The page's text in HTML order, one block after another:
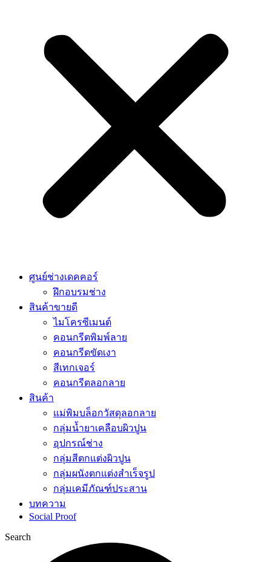
ศูนย์ช่างเดคคอร์
ฝึกอบรมช่าง
สินค้าขายดี
ไมโครซีเมนต์
คอนกรีตพิมพ์ลาย
คอนกรีตขัดเงา
สีเทกเจอร์
คอนกรีตลอกลาย
สินค้า
แม่พิมบล็อกวัสดุลอกลาย
กลุ่มน้ำยาเคลือบผิวปูน
อุปกรณ์ช่าง
กลุ่มสีตกแต่งผิวปูน
กลุ่มผนังตกแต่งสำเร็จรูป
กลุ่มเคมีภัณฑ์ประสาน
บทความ
Social Proof
Search